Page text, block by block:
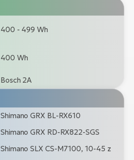
400 - 499 Wh
400 Wh
Bosch 2A
Shimano GRX BL-RX610
Shimano GRX RD-RX822-SGS
Shimano SLX CS-M7100, 10-45 z